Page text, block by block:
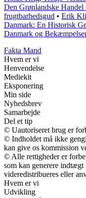
Den Grønlandske
frugtbarhedsgud • Erik
Danmark: En Historisk
Danmark og
Fakta Mand
Hvem er vi
Henvendelse
Mediekit
Eksponering
Min side
Nyhedsbrev
Samarbejde
Del et tip
© Uautoriseret brug er
© Indholdet må ikke
kan give os kommission
© Alle rettigheder er
som kan generere
videredistribueres eller
Hvem er vi
Udvikling